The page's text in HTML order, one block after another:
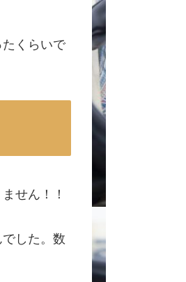
くらいで
せん！！
した。数